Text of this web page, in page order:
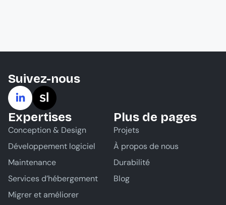
Suivez-nous
Expertises
Conception & Design
Développement logiciel
Maintenance
Services d’hébergement
Migrer et améliorer
Plus de pages
Projets
À propos de nous
Durabilité
Blog